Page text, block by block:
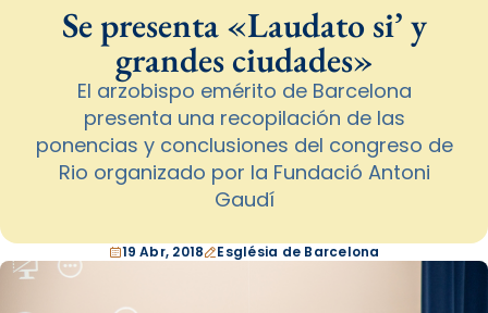
Se presenta «Laudato si’ y
grandes ciudades»
El arzobispo emérito de Barcelona
presenta una recopilación de las
ponencias y conclusiones del congreso de
Rio organizado por la Fundació Antoni
Gaudí
19 Abr, 2018 Església de Barcelona